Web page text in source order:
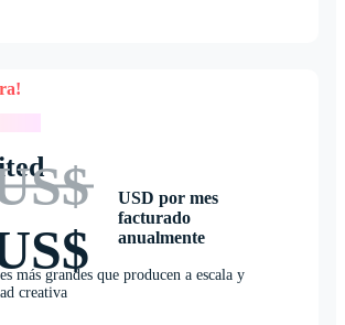
USD por mes
facturado
anualmente
más grandes que producen a escala y
creativa